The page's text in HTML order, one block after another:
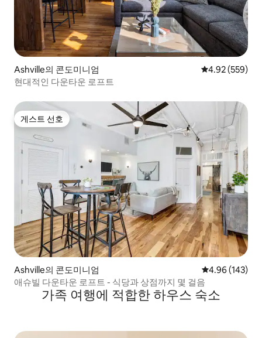
Ashville의 콘도미니엄 평점 4.92점(5
4.92 (559)
현대적인 다운타운 로프트
게스트 선호
게스트 선호
Ashville의 콘도미니엄 평점 4.96점(5
4.96 (143)
애슈빌 다운타운 로프트 - 식당과 상점까지 몇 걸음
가족 여행에 적합한 하우스 숙소